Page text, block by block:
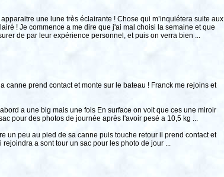
une lune très éclairante ! Chose qui m’inquiétera suite aux
! Je commence a me dire que j'ai mal choisi la semaine et que
de par leur expérience personnel, et puis on verra bien ...
prend contact et monte sur le bateau ! Franck me rejoins et
a une big mais une fois En surface on voit que ces une miroir
pour des photos de journée après l'avoir pesé a 10,5 kg ...
un peu au pied de sa canne puis touche retour il prend contact et
a sont tour un sac pour les photo de jour ...